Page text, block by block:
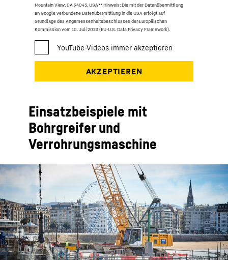
Mountain View, CA 94043, USA** Hinweis: Die mit der Datenübermittlung
an Google verbundene Datenübermittlung in die USA erfolgt auf
Grundlage des Angemessenheitsbeschlusses der Europäischen
Kommission vom 10. Juli 2023 (EU-U.S. Data Privacy Framework).
Einsatzbeispiele mit
Bohrgreifer und
Verrohrungsmaschine